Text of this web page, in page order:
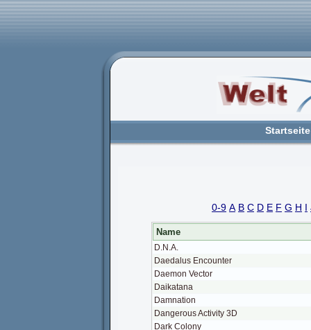
Startseite
0-9 A B C D E F G H
Name
D.N.A.
Daedalus Encounter
Daemon Vector
Daikatana
Damnation
Dangerous Activity 3D
Dark Colony